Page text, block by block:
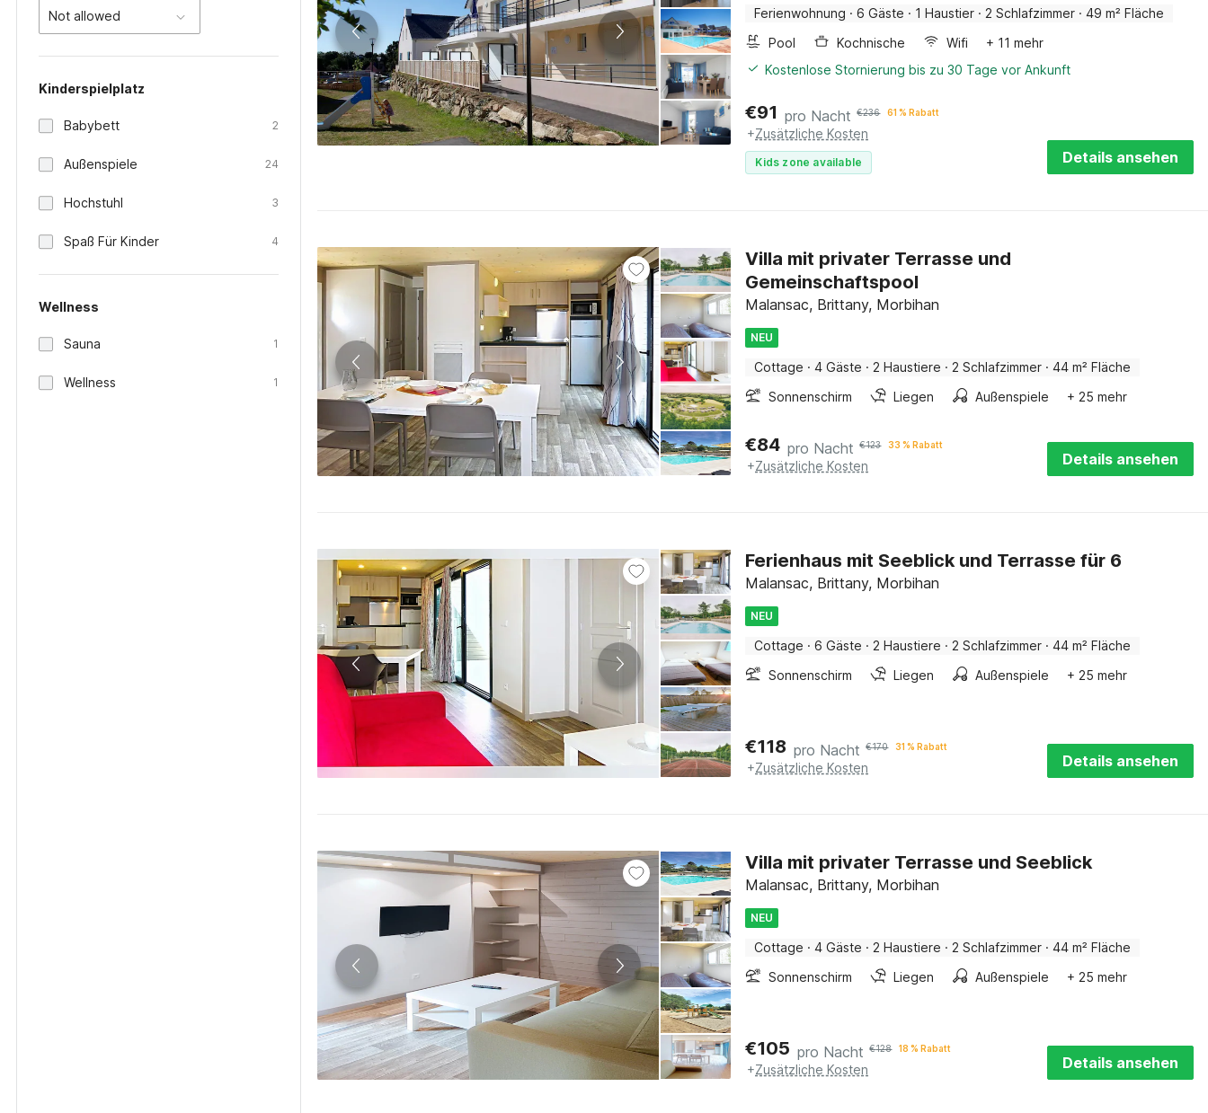
Not allowed
Kinderspielplatz
Babybett 2
Außenspiele 24
Hochstuhl 3
Spaß Für Kinder 4
Wellness
Sauna 1
Wellness 1
Ferienwohnung · 6 Gäste · 1 Haustier · 2 Schlafzimmer · 49 m² Fläche
Pool
Kochnische Wifi
+ 11 mehr
Kostenlose Stornierung bis zu 30 Tage vor Ankunft
€91 pro Nacht €236 61 % Rabatt
+Zusätzliche Kosten
Kids zone available Details ansehen
Villa mit privater Terrasse und
Gemeinschaftspool
Malansac, Brittany, Morbihan
NEU
Cottage · 4 Gäste · 2 Haustiere · 2 Schlafzimmer · 44 m² Fläche
Sonnenschirm
Liegen Außenspiele + 25 mehr
€84 pro Nacht €123 33 % Rabatt
+Zusätzliche Kosten Details ansehen
Ferienhaus mit Seeblick und Terrasse für 6
Malansac, Brittany, Morbihan
NEU
Cottage · 6 Gäste · 2 Haustiere · 2 Schlafzimmer · 44 m² Fläche
Sonnenschirm
Liegen Außenspiele + 25 mehr
€118 pro Nacht €170 31 % Rabatt
+Zusätzliche Kosten Details ansehen
Villa mit privater Terrasse und Seeblick
Malansac, Brittany, Morbihan
NEU
Cottage · 4 Gäste · 2 Haustiere · 2 Schlafzimmer · 44 m² Fläche
Sonnenschirm
Liegen Außenspiele + 25 mehr
€105 pro Nacht €128 18 % Rabatt
+Zusätzliche Kosten Details ansehen